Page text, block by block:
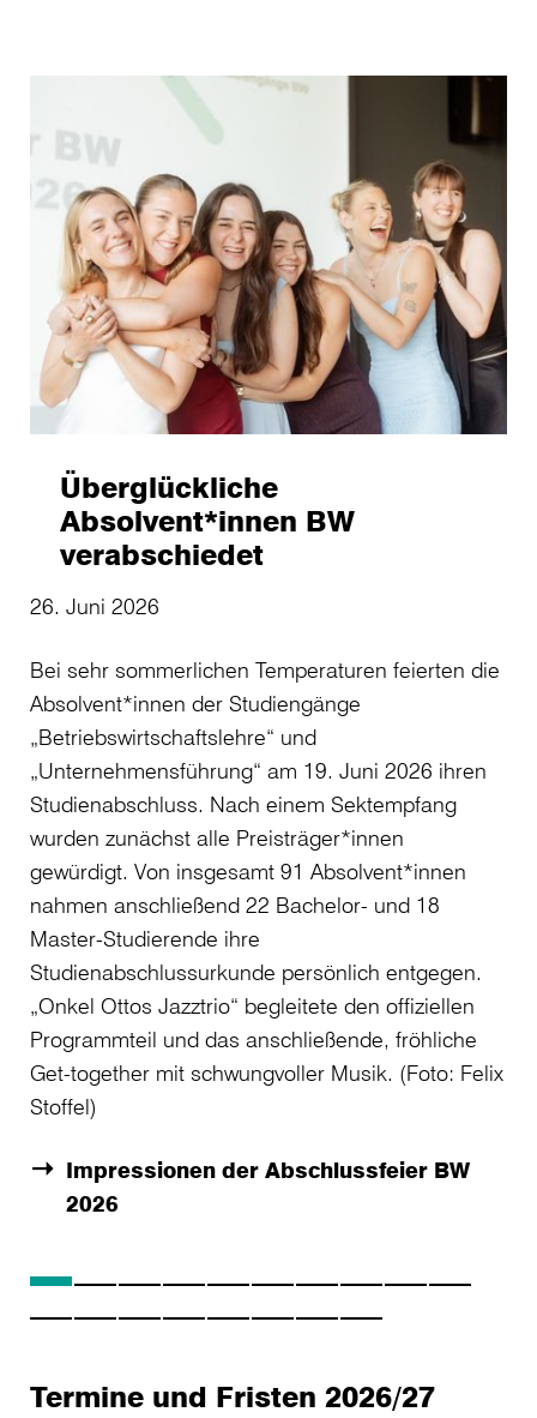
Überglückliche
Absolvent*innen BW
verabschiedet
26. Juni 2026
Bei sehr sommerlichen Temperaturen feierten die
Absolvent*innen der Studiengänge
„Betriebswirtschaftslehre“ und
„Unternehmensführung“ am 19. Juni 2026 ihren
Studienabschluss. Nach einem Sektempfang
wurden zunächst alle Preisträger*innen
gewürdigt. Von insgesamt 91 Absolvent*innen
nahmen anschließend 22 Bachelor- und 18
Master-Studierende ihre
Studienabschlussurkunde persönlich entgegen.
„Onkel Ottos Jazztrio“ begleitete den offiziellen
Programmteil und das anschließende, fröhliche
Get-together mit schwungvoller Musik. (Foto: Felix
Stoffel)
Impressionen der Abschlussfeier BW
2026
Termine und Fristen 2026/27